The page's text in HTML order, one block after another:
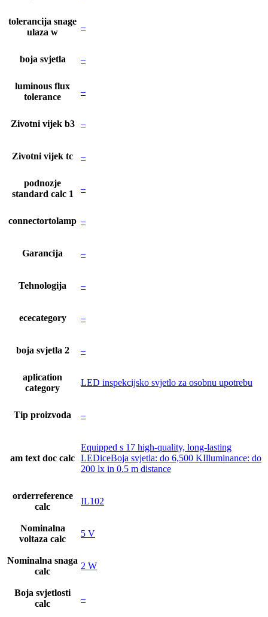
tolerancija snage
ulaza w
–
boja svjetla –
luminous flux
tolerance
–
Zivotni vijek b3 –
Zivotni vijek tc –
podnozje
standard calc 1
–
connectortolamp –
Garancija –
Tehnologija –
ececategory –
boja svjetla 2 –
aplication
category
LED inspekcijsko svjetlo za osobnu upotrebu
Tip proizvoda –
am text doc calc
Equipped s 17 high-quality, long-lasting
LEDiceBoja svjetla: do 6,500 KIlluminance: do
200 lx in 0.5 m distance
orderreference
calc
IL102
Nominalna
voltaza calc
5 V
Nominalna snaga
calc
2 W
Boja svjetlosti
calc
–